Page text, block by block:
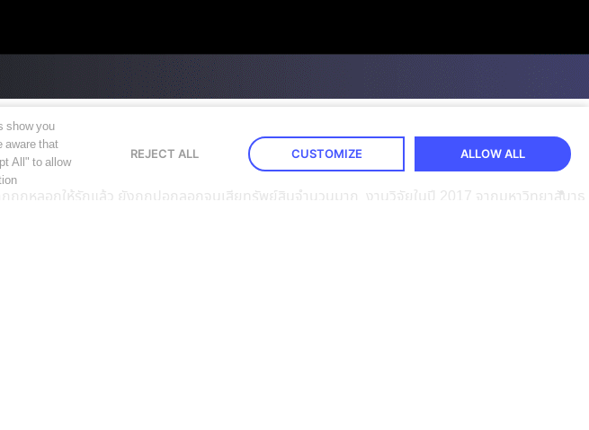
ากถูกหลอกให้รักแล้ว ยังถูกปอกลอกจนเสียทรัพย์สินจำนวนมาก งานวิจัยในปี 2017 จากมหาวิทยาลับ
show you
aware that
All" to allow
REJECT ALL CUSTOMIZE ALLOW ALL